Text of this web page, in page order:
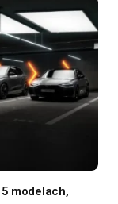
modelach,